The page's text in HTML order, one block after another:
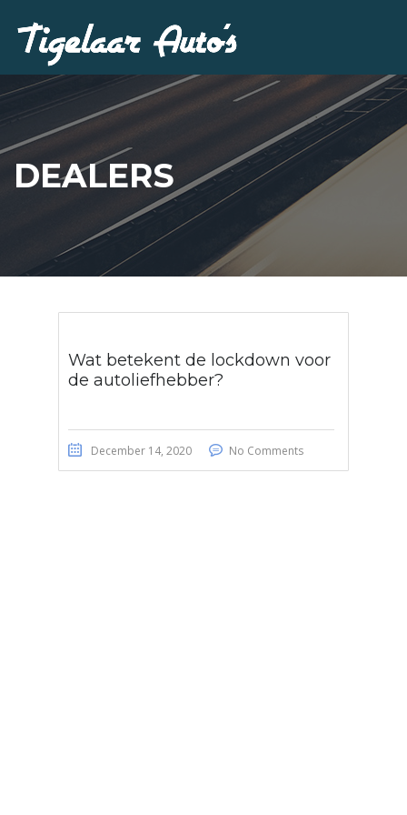
DEALERS
Wat betekent de lockdown voor
de autoliefhebber?
December 14, 2020 No Comments